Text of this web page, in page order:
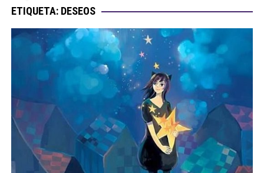
ETIQUETA: DESEOS